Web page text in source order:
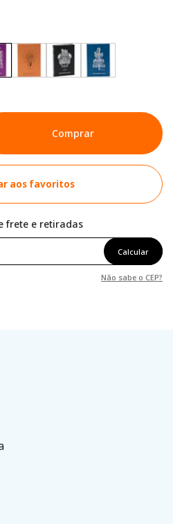
Comprar
aos favoritos
frete e retiradas
Calcular
Não sabe o CEP?